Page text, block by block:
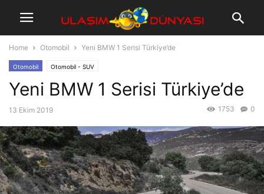
Home Otomobil Yeni BMW 1 Serisi Türkiye’de
Otomobil Otomobil - SUV
Yeni BMW 1 Serisi Türkiye’de
13 Ekim 2019 0
1753